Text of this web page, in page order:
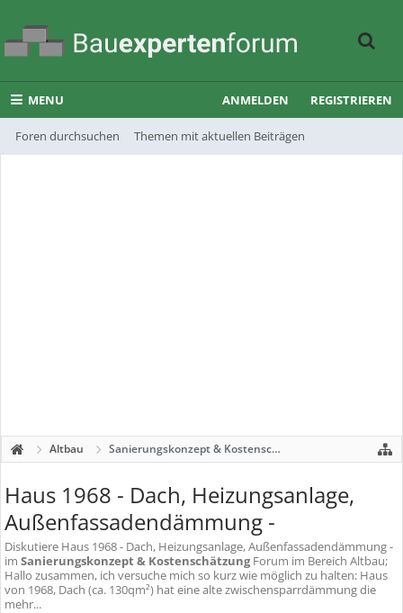
MENU
Foren durchsuchen Themen mit aktuellen Beiträgen
ANMELDEN REGISTRIEREN
Altbau Sanierungskonzept & Kostenschätzung
Haus 1968 - Dach, Heizungsanlage,
Außenfassadendämmung -
Diskutiere Haus 1968 - Dach, Heizungsanlage, Außenfassadendämmung -
im Sanierungskonzept & Kostenschätzung Forum im Bereich Altbau;
Hallo zusammen, ich versuche mich so kurz wie möglich zu halten: Haus
von 1968, Dach (ca. 130qm²) hat eine alte zwischensparrdämmung die
mehr...